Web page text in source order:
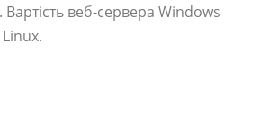
веб-сервера Windows